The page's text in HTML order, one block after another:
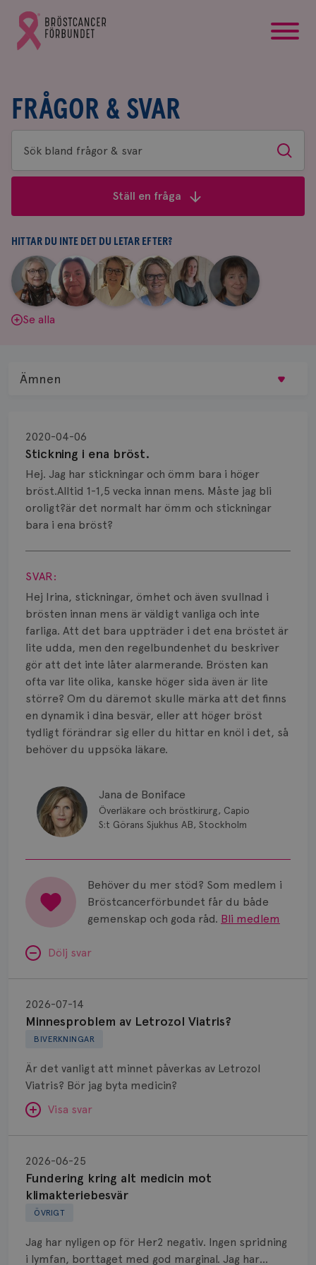
Gå
till
Bröstcancerförbundets
FRÅGOR & SVAR
Sök
bland
&
svar
Sök
Ställ en fråga
HITTAR DU INTE DET DU LETAR EFTER?
Aina
Johnsson
|
Anne
Andersson
Fredrika
Killander
|
Jeanette
Bäcklund
|
Maria
Edegran
|
Yvette
Andersson
Se alla
Stickning i ena bröst.
2020-04-06
Hej. Jag har stickningar och ömm bara i höger
bröst.Alltid 1-1,5 vecka innan mens. Måste jag bli
oroligt?är det normalt har ömm och stickningar
bara i ena bröst?
Visa svar
SVAR:
Hej Irina, stickningar, ömhet och även svullnad i
brösten innan mens är väldigt vanliga och inte
farliga. Att det bara uppträder i det ena bröstet är
lite udda, men den regelbundenhet du beskriver
gör att det inte låter alarmerande. Brösten kan
ofta var lite olika, kanske höger sida även är lite
större? Om du däremot skulle märka att det finns
en dynamik i dina besvär, eller att höger bröst
tydligt förändrar sig eller du hittar en knöl i det, så
behöver du uppsöka läkare.
Jana de Boniface
Överläkare och bröstkirurg, Capio
S:t Görans Sjukhus AB, Stockholm
Behöver du mer stöd? Som medlem i
Bröstcancerförbundet får du både
gemenskap och goda råd. Bli medlem
Dölj svar
BIVERKNINGAR
Minnesproblem av Letrozol Viatris?
2026-07-14
Är det vanligt att minnet påverkas av Letrozol
Viatris? Bör jag byta medicin?
Visa svar
SVAR:
Hej. Oavsett vilken hormonsänkande behandling
(men även cytostatika) man får så kan en del
uppleva negativ påverkan på minnet. Prata din
märke eller annan aromatashämmare. Det kan ofta
Letrozol
Viatris?
ÖVRIGT
Fundering kring alt medicin mot
klimakteriebesvär
2026-06-25
Jag har nyligen op för Her2 negativ. Ingen spridning
i lymfan, borttaget med god marginal. Jag har
kring
medicin
Ämnen
Biopsi
Biverkningar
Bröstvårta
Läkemedel
Typ av bröstcancer
Smärta
Prognos
Risker
Spridd bröstcancer
Strålning
Vätska